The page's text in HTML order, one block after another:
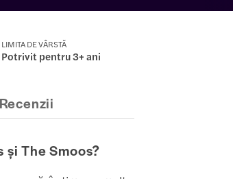
LIMITA DE VÂRSTĂ
Potrivit pentru 3+ ani
Recenzii
și The Smoos?